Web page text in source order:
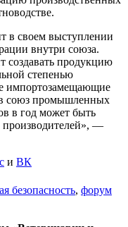
в своем выступлении
внутри союза.
создавать продукцию
степенью
импортозамещающие
союз промышленных
в год может быть
—
и ВК
безопасность, форум